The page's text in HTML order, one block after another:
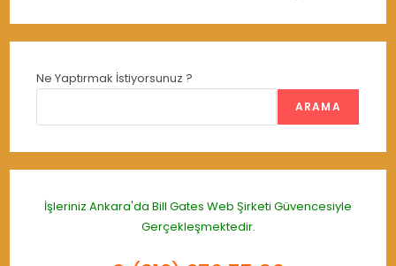
Ne Yaptırmak İstiyorsunuz ?
ARAMA
İşleriniz Ankara'da Bill Gates Web Şirketi Güvencesiyle
Gerçekleşmektedir.